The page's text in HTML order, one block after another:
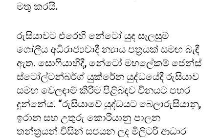
මතු කරයි.
රුසියාවට එරෙහි නේටෝ යුද සැලසුම්
ගෝලීය අධිරාජ්‍යවාදී න්‍යාය පත්‍රයක් සමඟ බැඳී
ඇත. සොෆියාහිදී, නේටෝ මහලේකම් ජෙන්ස්
ස්ටෝල්ටන්බර්ග් යුක්රේන යුද්ධයේදී රුසියාව
සමඟ වෙලඳාම් කිරීම පිළිබඳව චීනයට පහර
දුන්නේය. “රුසියාවේ යුද්ධයට බෙලාරුසියානු,
ඉරාන සහ උතුරු කොරියානු පාලන
තන්ත්‍රයන් විසින් සපයන ලද මිලිටරි ආධාර